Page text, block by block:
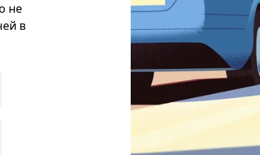
не
в